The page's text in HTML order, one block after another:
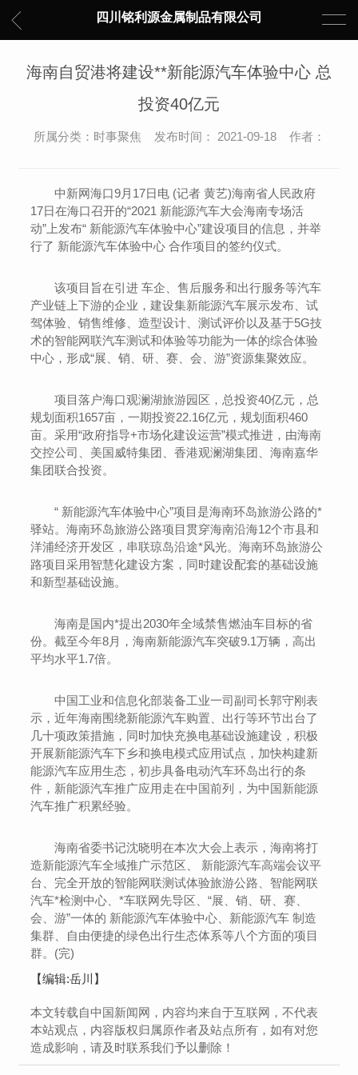
四川铭利源金属制品有限公司
海南自贸港将建设**新能源汽车体验中心 总
投资40亿元
所属分类：时事聚焦 发布时间： 2021-09-18 作者：
中新网海口9月17日电 (记者 黄艺)海南省人民政府
17日在海口召开的“2021 新能源汽车大会海南专场活
动”上发布“ 新能源汽车体验中心”建设项目的信息，并举
行了 新能源汽车体验中心 合作项目的签约仪式。
该项目旨在引进 车企、售后服务和出行服务等汽车
产业链上下游的企业，建设集新能源汽车展示发布、试
驾体验、销售维修、造型设计、测试评价以及基于5G技
术的智能网联汽车测试和体验等功能为一体的综合体验
中心，形成“展、销、研、赛、会、游”资源集聚效应。
项目落户海口观澜湖旅游园区，总投资40亿元，总
规划面积1657亩，一期投资22.16亿元，规划面积460
亩。采用“政府指导+市场化建设运营”模式推进，由海南
交控公司、美国威特集团、香港观澜湖集团、海南嘉华
集团联合投资。
“ 新能源汽车体验中心”项目是海南环岛旅游公路的*
驿站。海南环岛旅游公路项目贯穿海南沿海12个市县和
洋浦经济开发区，串联琼岛沿途*风光。海南环岛旅游公
路项目采用智慧化建设方案，同时建设配套的基础设施
和新型基础设施。
海南是国内*提出2030年全域禁售燃油车目标的省
份。截至今年8月，海南新能源汽车突破9.1万辆，高出
平均水平1.7倍。
中国工业和信息化部装备工业一司副司长郭守刚表
示，近年海南围绕新能源汽车购置、出行等环节出台了
几十项政策措施，同时加快充换电基础设施建设，积极
开展新能源汽车下乡和换电模式应用试点，加快构建新
能源汽车应用生态，初步具备电动汽车环岛出行的条
件，新能源汽车推广应用走在中国前列，为中国新能源
汽车推广积累经验。
海南省委书记沈晓明在本次大会上表示，海南将打
造新能源汽车全域推广示范区、 新能源汽车高端会议平
台、完全开放的智能网联测试体验旅游公路、智能网联
汽车*检测中心、*车联网先导区、“展、销、研、赛、
会、游”一体的 新能源汽车体验中心、新能源汽车 制造
集群、自由便捷的绿色出行生态体系等八个方面的项目
群。(完)
【编辑:岳川】
本文转载自中国新闻网，内容均来自于互联网，不代表
本站观点，内容版权归属原作者及站点所有，如有对您
造成影响，请及时联系我们予以删除！